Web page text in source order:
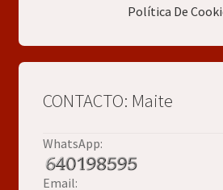
Política De
CONTACTO: Maite
WhatsApp:
Email: